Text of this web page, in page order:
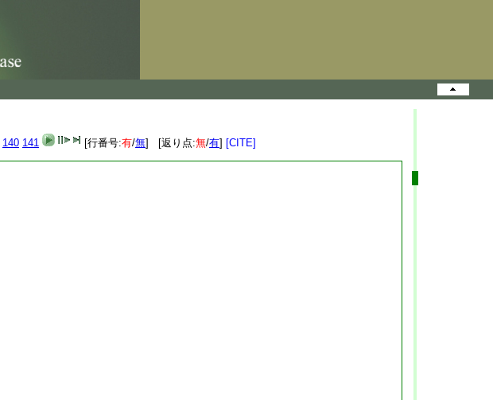
140 141 [行番号:有/無] [返り点:無/有] [CITE]